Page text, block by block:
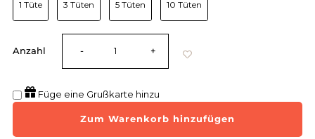
1 Tüte 3 Tüten 5 Tüten 10 Tüten
Anzahl Verringere
Menge
- Erhöhe
Menge
+
Füge eine Grußkarte hinzu